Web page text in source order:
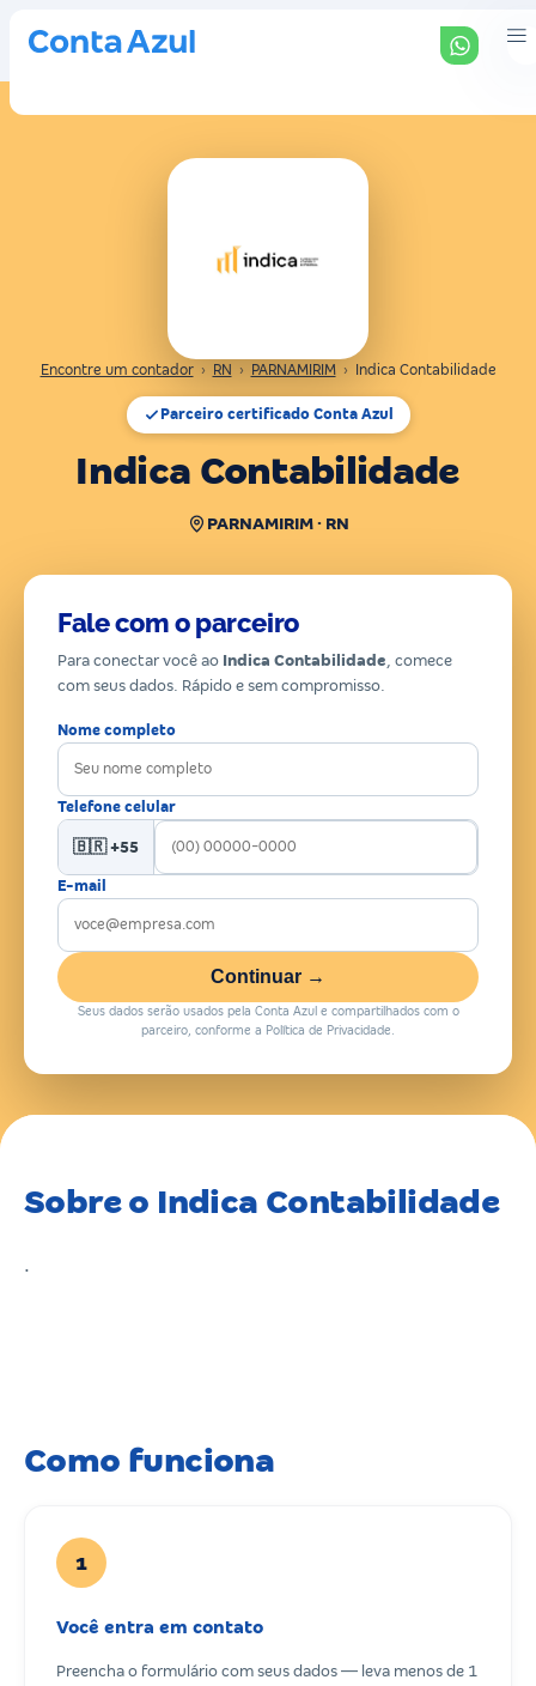
Encontre um contador › RN › PARNAMIRIM › Indica Contabilidade
Parceiro certificado Conta Azul
Indica Contabilidade
PARNAMIRIM · RN
Fale com o parceiro
Para conectar você ao Indica Contabilidade, comece
com seus dados. Rápido e sem compromisso.
Nome completo
Telefone celular
🇧🇷 +55
E-mail
Continuar →
Seus dados serão usados pela Conta Azul e compartilhados com o
parceiro, conforme a Política de Privacidade.
Sobre o Indica Contabilidade
.
Como funciona
1
Você entra em contato
Preencha o formulário com seus dados — leva menos de 1